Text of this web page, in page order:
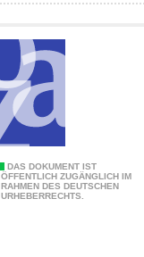
DAS DOKUMENT IST
ÖFFENTLICH ZUGÄNGLICH IM
RAHMEN DES DEUTSCHEN
URHEBERRECHTS.